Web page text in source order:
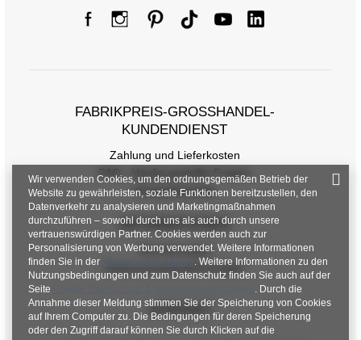
FABRIKPREIS-GROSSHANDEL-K
UNDENDIENST
Zahlung und Lieferkosten
FAQ - Häufig gestellte Fragen
Rückgabepolitik
INFORMATIONEN
Verordnungen
Datenschutzbestimmungen
KONTAKT
Wir verwenden Cookies, um den ordnungsgemäßen Betrieb der
Website zu gewährleisten, soziale Funktionen bereitzustellen, den
Datenverkehr zu analysieren und Marketingmaßnahmen
durchzuführen – sowohl durch uns als auch durch unsere
vertrauenswürdigen Partner. Cookies werden auch zur
Personalisierung von Werbung verwendet. Weitere Informationen
finden Sie in der
Datenschutzrichtlinie. Weitere Informationen zu den
Nutzungsbedingungen und zum Datenschutz finden Sie auch auf der
Seite
. Durch die
Annahme dieser Meldung stimmen Sie der Speicherung von Cookies
auf Ihrem Computer zu. Die Bedingungen für deren Speicherung
oder den Zugriff darauf können Sie durch Klicken auf die